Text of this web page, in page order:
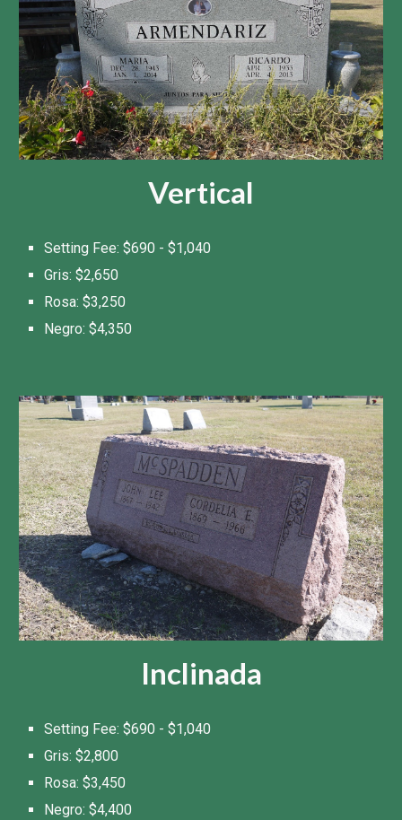
Vertical
Setting Fee: $690 - $1,040
Gris: $2,650
Rosa: $3,250
Negro: $4,350
Inclinada
Setting Fee: $690 - $1,040
Gris: $2,800
Rosa: $3,450
Negro: $4,400